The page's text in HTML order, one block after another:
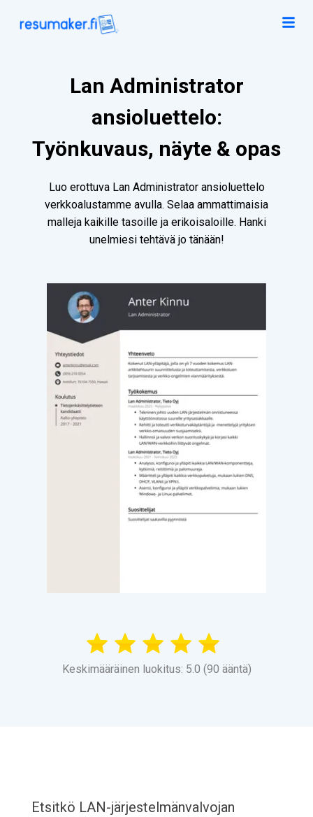
Lan Administrator
ansioluettelo:
Työnkuvaus, näyte & opas
Luo erottuva Lan Administrator ansioluettelo
verkkoalustamme avulla. Selaa ammattimaisia
malleja kaikille tasoille ja erikoisaloille. Hanki
unelmiesi tehtävä jo tänään!
Keskimääräinen luokitus: 5.0 (90 ääntä)
Etsitkö LAN-järjestelmänvalvojan